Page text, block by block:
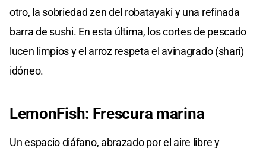
otro, la sobriedad zen del robatayaki y una refinada
barra de sushi. En esta última, los cortes de pescado
lucen limpios y el arroz respeta el avinagrado (shari)
idóneo.
LemonFish: Frescura marina
Un espacio diáfano, abrazado por el aire libre y